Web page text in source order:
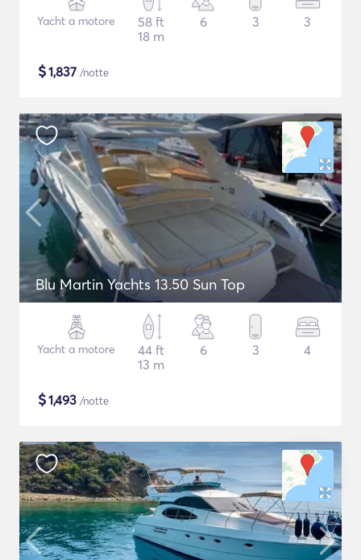
Yacht a motore
58 ft
18 m
6 3 3
$1,837 /notte
Blu Martin Yachts 13.50 Sun Top
Yacht a motore
44 ft
13 m
6 3 4
$1,493 /notte